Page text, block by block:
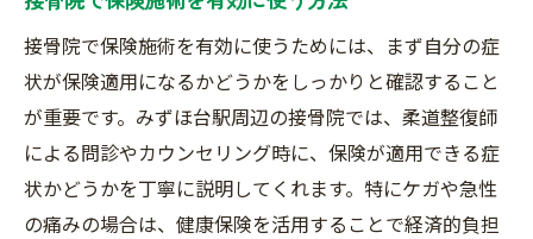
接骨院で保険施術を有効に使うためには、まず自分の症
状が保険適用になるかどうかをしっかりと確認すること
が重要です。みずほ台駅周辺の接骨院では、柔道整復師
による問診やカウンセリング時に、保険が適用できる症
状かどうかを丁寧に説明してくれます。特にケガや急性
の痛みの場合は、健康保険を活用することで経済的負担